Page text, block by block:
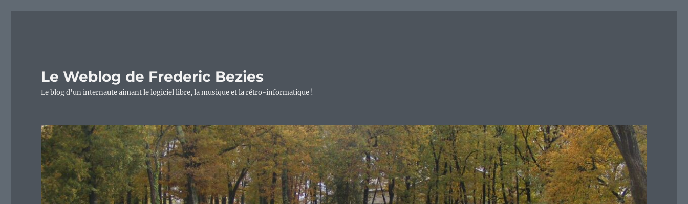
Le Weblog de Frederic Bezies
Le blog d'un internaute aimant le logiciel libre, la musique et la rétro-informatique !